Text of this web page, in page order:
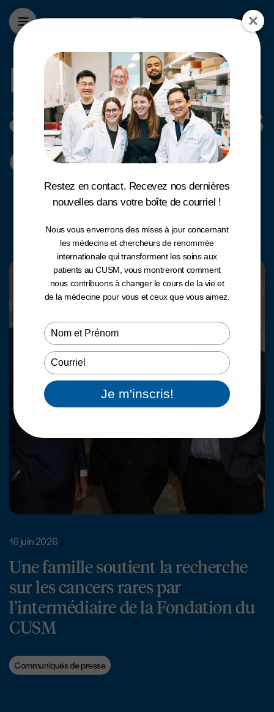
Aller au contenu principal
Nos actualités&
Nos actualités
Nos actualités
& Communiqués
de presse
16 juin 2026
Une famille soutient la recherche
sur les cancers rares par
l’intermédiaire de la Fondation du
CUSM
Communiqués de presse
Restez en contact. Recevez nos dernières
nouvelles dans votre boîte de courriel !
Nous vous enverrons des mises à jour concernant
les médecins et chercheurs de renommée
internationale qui transforment les soins aux
patients au CUSM, vous montreront comment
nous contribuons à changer le cours de la vie et
de la médecine pour vous et ceux que vous aimez.
Type
your
name
Type
your
email
Je m'inscris!